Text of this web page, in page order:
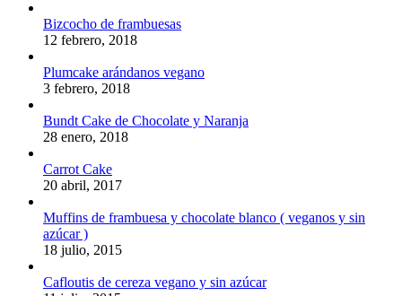
Bizcocho de frambuesas
12 febrero, 2018
Plumcake arándanos vegano
3 febrero, 2018
Bundt Cake de Chocolate y Naranja
28 enero, 2018
Carrot Cake
20 abril, 2017
Muffins de frambuesa y chocolate blanco ( veganos y sin
azúcar )
18 julio, 2015
Cafloutis de cereza vegano y sin azúcar